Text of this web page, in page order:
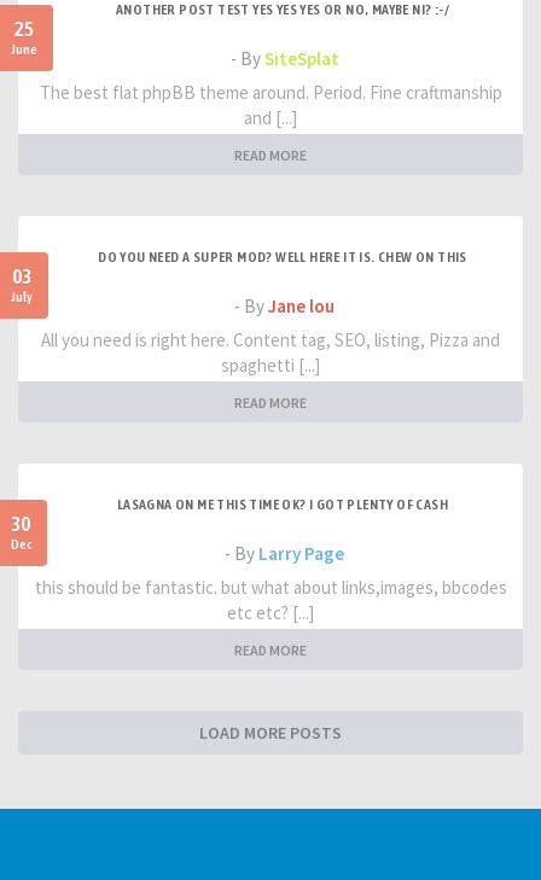
25
June
ANOTHER POST TEST YES YES YES OR NO, MAYBE NI? :-/
- BySiteSplat
The best flat phpBB theme around. Period. Fine craftmanship
and [...]
READ MORE
03
July
DO YOU NEED A SUPER MOD? WELL HERE IT IS. CHEW ON THIS
- ByJane lou
All you need is right here. Content tag, SEO, listing, Pizza and
spaghetti [...]
READ MORE
30
Dec
LASAGNA ON ME THIS TIME OK? I GOT PLENTY OF CASH
- By Larry Page
this should be fantastic. but what about links,images, bbcodes
etc etc? [...]
READ MORE
LOAD MORE POSTS